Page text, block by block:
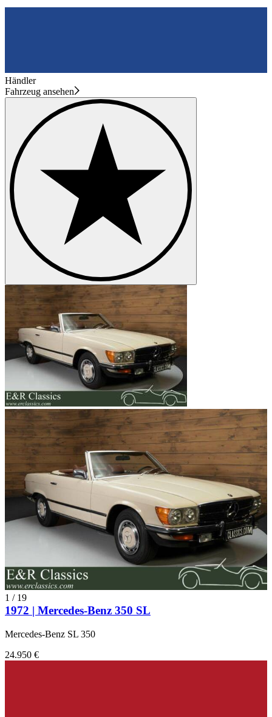
Händler
Fahrzeug ansehen
1 / 19
1972 | Mercedes-Benz 350 SL
Mercedes-Benz SL 350
24.950 €